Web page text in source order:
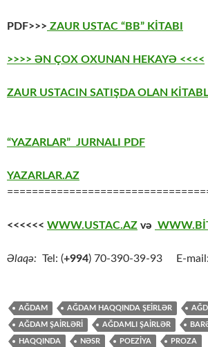
PDF>>> ZAUR USTAC “BB” KİTABI
>>>> ƏN ÇOX OXUNAN HEKAYƏ <<<<
ZAUR USTACIN SATIŞDA OLAN
“YAZARLAR” JURNALI PDF
YAZARLAR.AZ
<<<<<< WWW.USTAC.AZ və
Əlaqə: Tel: (+994) 70-390-39-93 E-mail:
AĞDAM AĞDAM HAQQINDA ŞEİRLƏR
AĞDAM ŞAİRLƏRİ AĞDAMLI ŞAİRLƏR
HAQQINDA NƏSR POEZİYA PROZA